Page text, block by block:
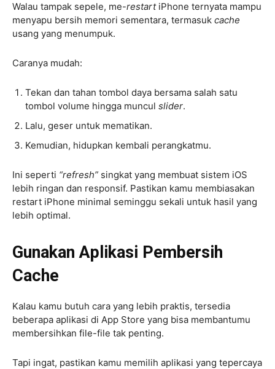
Walau tampak sepele, me-restartiPhone ternyata mampu
menyapu bersih memori sementara, termasuk cache
usang yang menumpuk.
Caranya mudah:
Tekan dan tahan tombol daya bersama salah satu
tombol volume hingga muncul slider.
Lalu, geser untuk mematikan.
Kemudian, hidupkan kembali perangkatmu.
Ini seperti “refresh” singkat yang membuat sistem iOS
lebih ringan dan responsif. Pastikan kamu membiasakan
restart iPhone minimal seminggu sekali untuk hasil yang
lebih optimal.
Gunakan Aplikasi Pembersih
Cache
Kalau kamu butuh cara yang lebih praktis, tersedia
beberapa aplikasi di App Store yang bisa membantumu
membersihkan file-file tak penting.
Tapi ingat, pastikan kamu memilih aplikasi yang tepercaya